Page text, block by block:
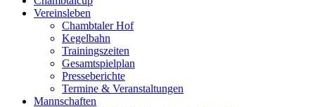
Vereinsleben
Chambtaler Hof
Kegelbahn
Trainingszeiten
Gesamtspielplan
Presseberichte
Termine & Veranstaltungen
Mannschaften